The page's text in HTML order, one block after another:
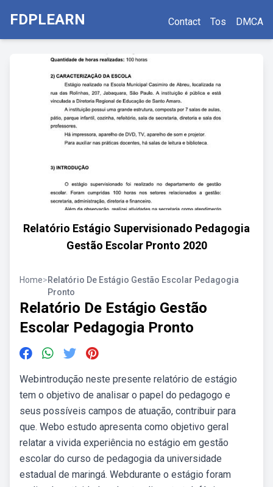
FDPLEARN Contact Tos DMCA
Relatório Estágio Supervisionado Pedagogia
Gestão Escolar Pronto 2020
Home>Relatório De Estágio Gestão Escolar Pedagogia
Pronto
Relatório De Estágio Gestão
Escolar Pedagogia Pronto
Webintrodução neste presente relatório de estágio
tem o objetivo de analisar o papel do pedagogo e
seus possíveis campos de atuação, contribuir para
que. Webo estudo apresenta como objetivo geral
relatar a vivida experiência no estágio em gestão
escolar do curso de pedagogia da universidade
estadual de maringá. Webdurante o estágio foram